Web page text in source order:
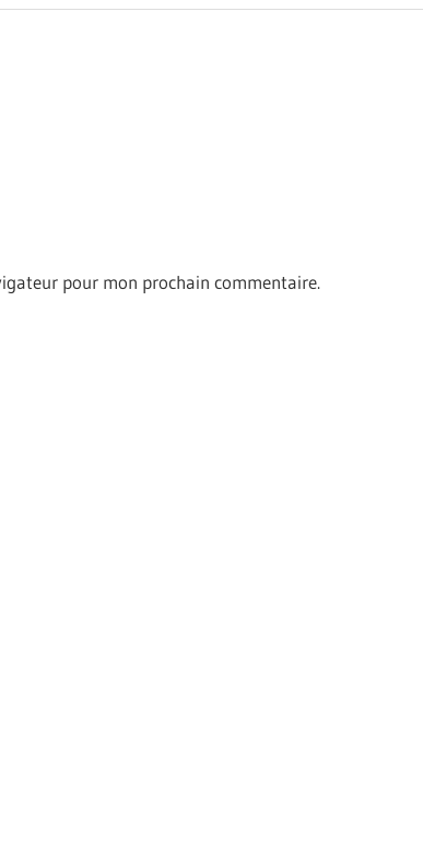
pour mon prochain commentaire.